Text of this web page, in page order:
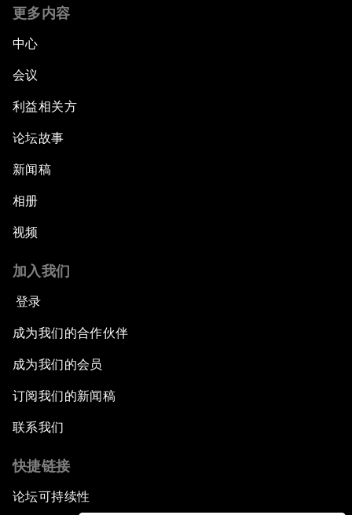
更多内容
中心
会议
利益相关方
论坛故事
新闻稿
相册
视频
加入我们
登录
成为我们的合作伙伴
成为我们的会员
订阅我们的新闻稿
联系我们
快捷链接
论坛可持续性